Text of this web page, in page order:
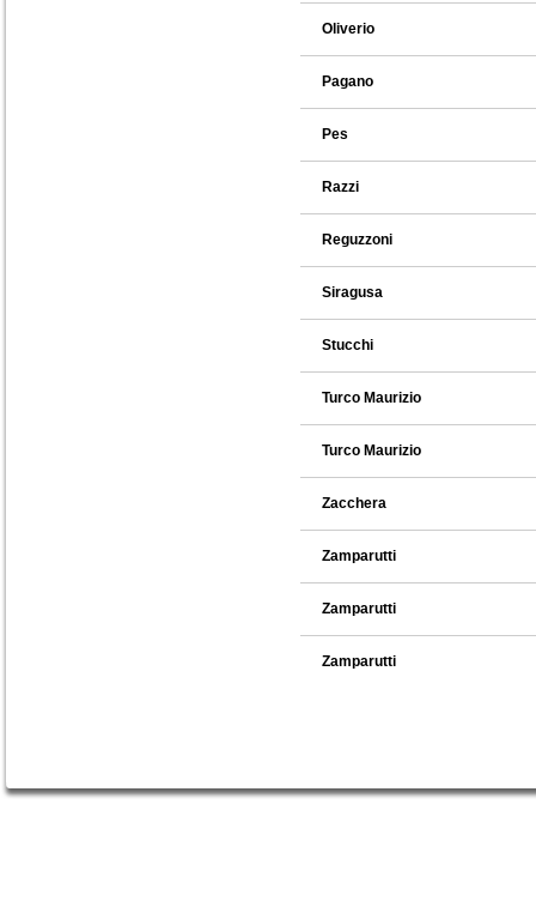
Oliverio
Pagano
Pes
Razzi
Reguzzoni
Siragusa
Stucchi
Turco Maurizio
Turco Maurizio
Zacchera
Zamparutti
Zamparutti
Zamparutti